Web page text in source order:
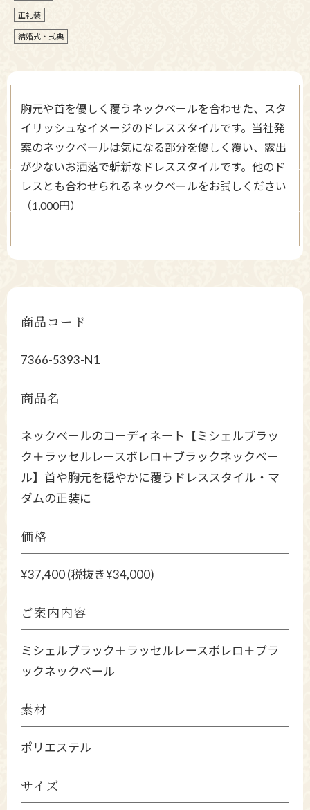
正礼装
結婚式・式典
胸元や首を優しく覆うネックベールを合わせた、スタ
イリッシュなイメージのドレススタイルです。当社発
案のネックベールは気になる部分を優しく覆い、露出
が少ないお洒落で斬新なドレススタイルです。他のド
レスとも合わせられるネックベールをお試しください
（1,000円）
商品コード
7366-5393-N1
商品名
ネックベールのコーディネート【ミシェルブラッ
ク＋ラッセルレースボレロ＋ブラックネックベー
ル】首や胸元を穏やかに覆うドレススタイル・マ
ダムの正装に
価格
¥37,400 (税抜き¥34,000)
ご案内内容
ミシェルブラック＋ラッセルレースボレロ＋ブラ
ックネックベール
素材
ポリエステル
サイズ